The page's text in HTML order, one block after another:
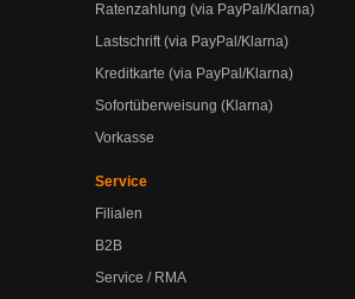
Ratenzahlung (via PayPal/Klarna)
Lastschrift (via PayPal/Klarna)
Kreditkarte (via PayPal/Klarna)
Sofortüberweisung (Klarna)
Vorkasse
Service
Filialen
B2B
Service / RMA